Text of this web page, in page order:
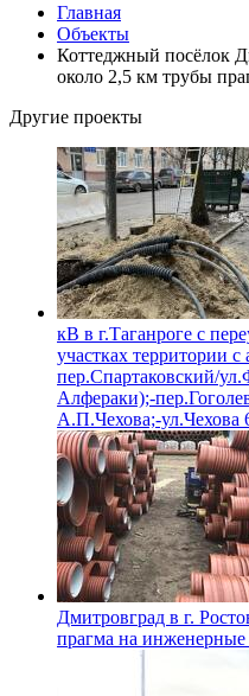
Главная
Объекты
Коттеджный посёлок
около 2,5 км трубы
Другие проекты
кВ в г.Таганроге с
участках территории
пер.Спартаковский/
Алфераки);-
А.П.Чехова;-ул.Чехова
Дмитровград в г.
прагма на инженерные